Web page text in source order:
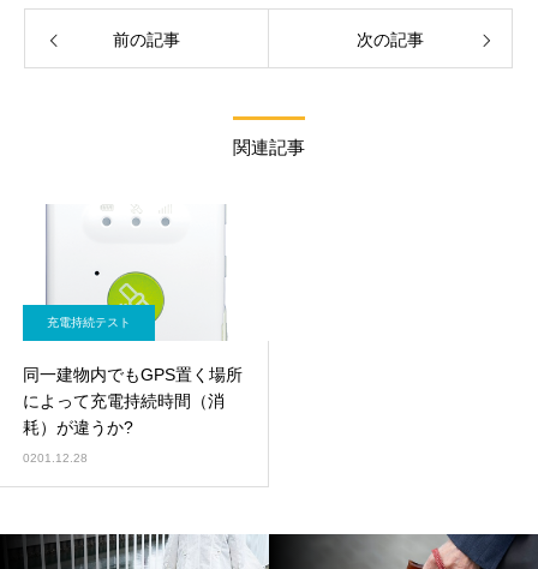
前の記事 次の記事
関連記事
充電持続テスト
同一建物内でもGPS置く場所
によって充電持続時間（消
耗）が違うか?
0201.12.28